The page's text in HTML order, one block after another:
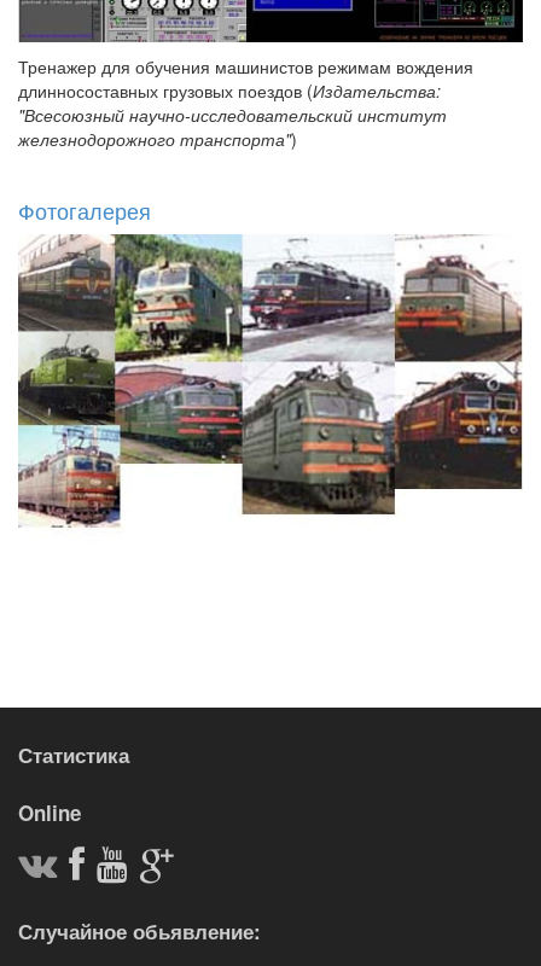
Тренажер для обучения машинистов режимам вождения
длинносоставных грузовых поездов (Издательства:
"Всесоюзный научно-исследовательский институт
железнодорожного транспорта")
Фотогалерея
Статистика
Online
Случайное обьявление: